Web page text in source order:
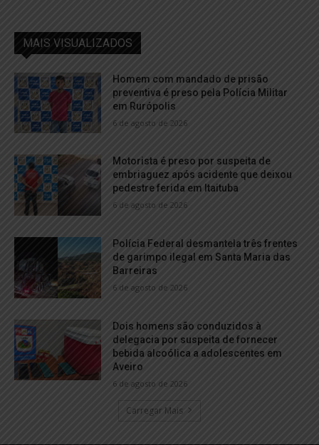
MAIS VISUALIZADOS
Homem com mandado de prisão
preventiva é preso pela Polícia Militar
em Rurópolis
6 de agosto de 2026
Motorista é preso por suspeita de
embriaguez após acidente que deixou
pedestre ferida em Itaituba
6 de agosto de 2026
Polícia Federal desmantela três frentes
de garimpo ilegal em Santa Maria das
Barreiras
6 de agosto de 2026
Dois homens são conduzidos à
delegacia por suspeita de fornecer
bebida alcoólica a adolescentes em
Aveiro
6 de agosto de 2026
Carregar Mais